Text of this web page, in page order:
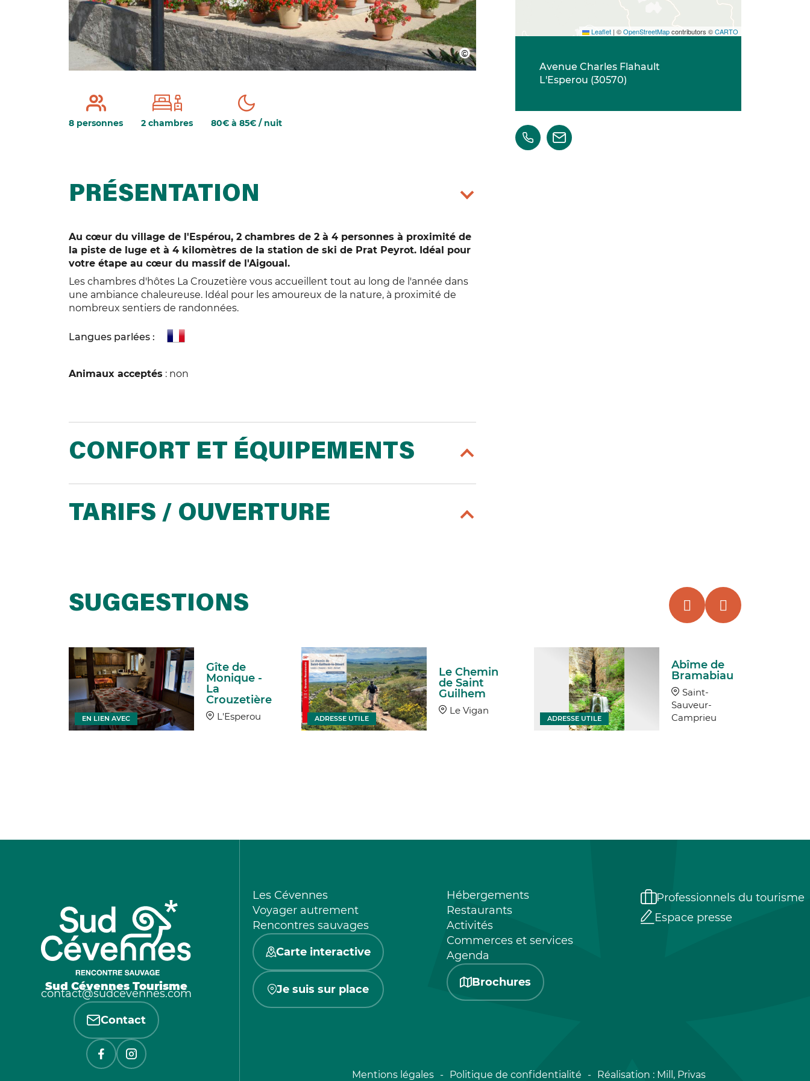
8 personnes 2 chambres 80€ à 85€ / nuit
PRÉSENTATION
Au cœur du village de l'Espérou, 2 chambres de 2 à 4 personnes à proximité de
la piste de luge et à 4 kilomètres de la station de ski de Prat Peyrot. Idéal pour
votre étape au cœur du massif de l'Aigoual.
Les chambres d'hôtes La Crouzetière vous accueillent tout au long de l'année dans
une ambiance chaleureuse. Idéal pour les amoureux de la nature, à proximité de
nombreux sentiers de randonnées.
Langues parlées :
Animaux acceptés : non
CONFORT ET ÉQUIPEMENTS
TARIFS / OUVERTURE
Leaflet | ©OpenStreetMapcontributors ©CARTO
Avenue Charles Flahault
L'Esperou (30570)
SUGGESTIONS
Gîte de
Monique -
La
Crouzetière
L'Esperou
EN LIEN AVEC
Le Chemin
de Saint
Guilhem
Le Vigan
ADRESSE UTILE
Abîme de
Bramabiau
Saint-
Sauveur-
Camprieu
ADRESSE UTILE
Sud Cévennes Tourisme
contact@sudcevennes.com
Contact
Les Cévennes
Voyager autrement
Rencontres sauvages
Carte interactive
Je suis sur place
Hébergements
Restaurants
Activités
Commerces et services
Agenda
Brochures
Professionnels du tourisme
Espace presse
Mentions légales Politique de confidentialité Réalisation : Mill, Privas